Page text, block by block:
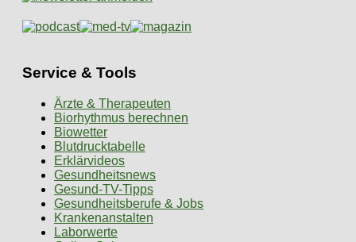
Service & Tools
Ärzte & Therapeuten
Biorhythmus berechnen
Biowetter
Blutdrucktabelle
Erklärvideos
Gesundheitsnews
Gesund-TV-Tipps
Gesundheitsberufe & Jobs
Krankenanstalten
Laborwerte